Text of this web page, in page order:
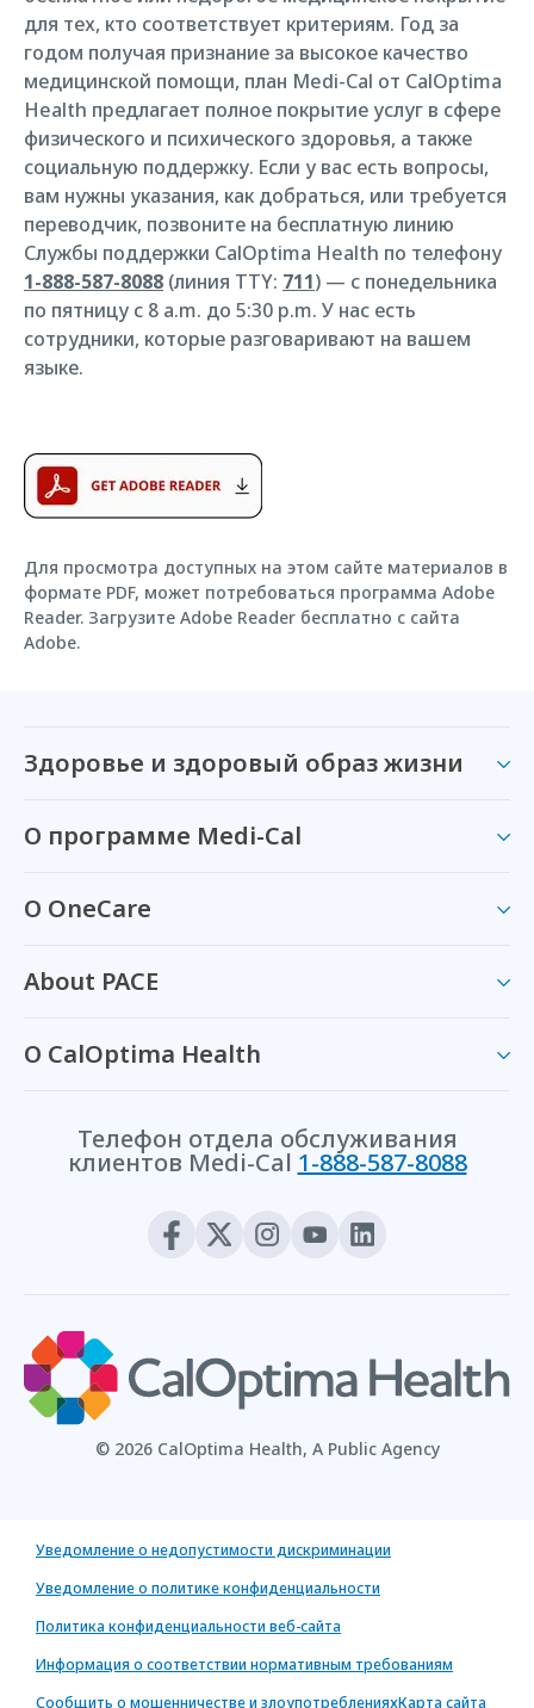
для тех, кто соответствует критериям. Год за
годом получая признание за высокое качество
медицинской помощи, план Medi-Cal от CalOptima
Health предлагает полное покрытие услуг в сфере
физического и психического здоровья, а также
социальную поддержку. Если у вас есть вопросы,
вам нужны указания, как добраться, или требуется
переводчик, позвоните на бесплатную линию
Службы поддержки CalOptima Health по телефону
1-888-587-8088 (линия TTY: 711) — с понедельника
по пятницу с 8 a.m. до 5:30 p.m. У нас есть
сотрудники, которые разговаривают на вашем
языке.
Для просмотра доступных на этом сайте материалов в
формате PDF, может потребоваться программа Adobe
Reader. Загрузите Adobe Reader бесплатно с сайта
Adobe.
Здоровье и здоровый образ жизни
О программе Medi-Cal
О OneCare
About PACE
О CalOptima Health
Телефон отдела обслуживания
клиентов Medi-Cal 1-888-587-8088
© 2026 CalOptima Health, A Public Agency
Уведомление о недопустимости дискриминации
Уведомление о политике конфиденциальности
Политика конфиденциальности веб-сайта
Информация о соответствии нормативным требованиям
Сообщить о мошенничестве и злоупотребленияхКарта сайта